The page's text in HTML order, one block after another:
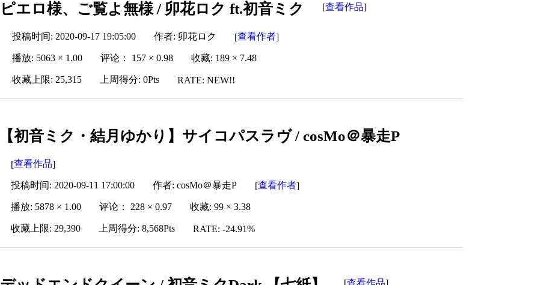
ピエロ様、ご覧よ無様 / 卯花ロク ft.初音ミク [查看作品]
投稿时间: 2020-09-17 19:05:00 作者: 卯花ロク [查看作者]
播放: 5063 × 1.00 评论： 157 × 0.98 收藏: 189 × 7.48
收藏上限: 25,315 上周得分: 0Pts RATE: NEW!!
【初音ミク・結月ゆかり】サイコパスラヴ / cosMo＠暴走P
[查看作品]
投稿时间: 2020-09-11 17:00:00 作者: cosMo＠暴走P [查看作者]
播放: 5878 × 1.00 评论： 228 × 0.97 收藏: 99 × 3.38
收藏上限: 29,390 上周得分: 8,568Pts RATE: -24.91%
查看作品